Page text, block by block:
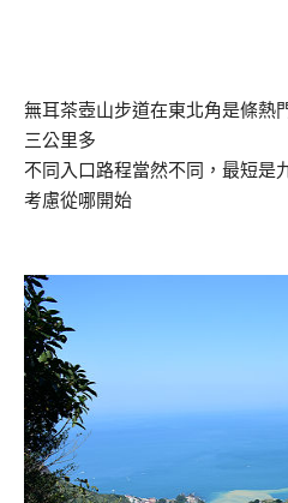
無耳茶壺山步道在東北角是條熱
三公里多
不同入口路程當然不同，最短是
考慮從哪開始